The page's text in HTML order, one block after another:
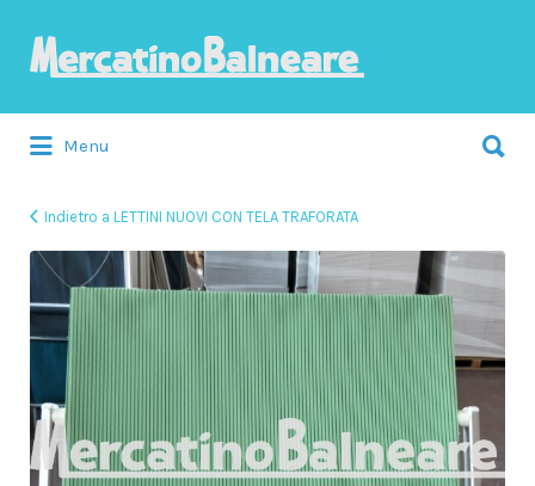
Menu
Indietro a LETTINI NUOVI CON TELA TRAFORATA